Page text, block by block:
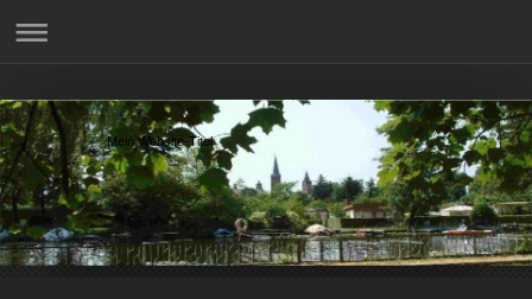
Mein Website-Titel